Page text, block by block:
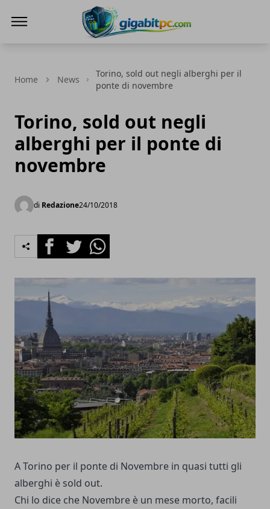
Home News
Torino, sold out negli alberghi per il
ponte di novembre
Torino, sold out negli
alberghi per il ponte di
novembre
di Redazione24/10/2018
FacebookTwitterWhatsapp
A Torino per il ponte di Novembre in quasi tutti gli
alberghi è sold out.
Chi lo dice che Novembre è un mese morto, facili